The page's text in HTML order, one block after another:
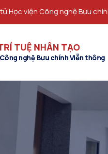
Học viện Công nghệ Bưu
TUỆ NHÂN TẠO
nghệ Bưu chính Viễn thông